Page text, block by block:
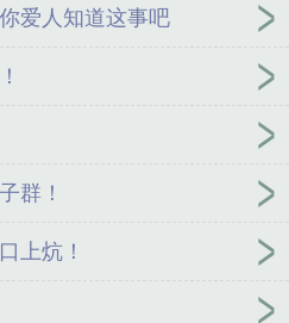
爱人知道这事吧
群！
上炕！